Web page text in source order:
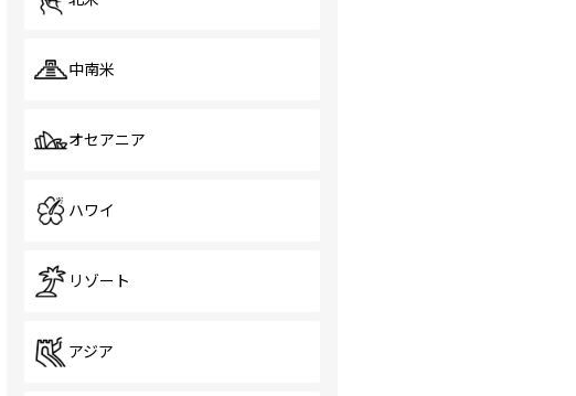
中南米
オセアニア
ハワイ
リゾート
アジア